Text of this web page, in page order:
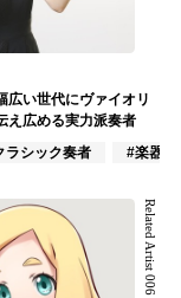
い世代にヴァイオリ
え広める実力派奏者
ラシック奏者
#楽器奏
Related Artist 006